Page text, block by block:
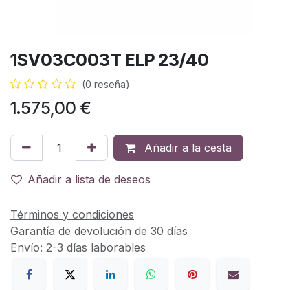
1SV03C003T ELP 23/40
(0 reseña)
1.575,00 €
Añadir a la cesta
Añadir a lista de deseos
Términos y condiciones
Garantía de devolución de 30 días
Envío: 2-3 días laborables